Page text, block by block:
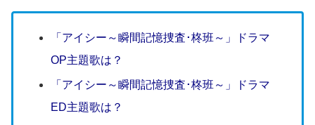
「アイシー～瞬間記憶捜査･柊班～」ドラマ
OP主題歌は？
「アイシー～瞬間記憶捜査･柊班～」ドラマ
ED主題歌は？